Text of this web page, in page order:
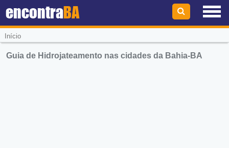
encontraBA
Início
Guia de Hidrojateamento nas cidades da Bahia-BA